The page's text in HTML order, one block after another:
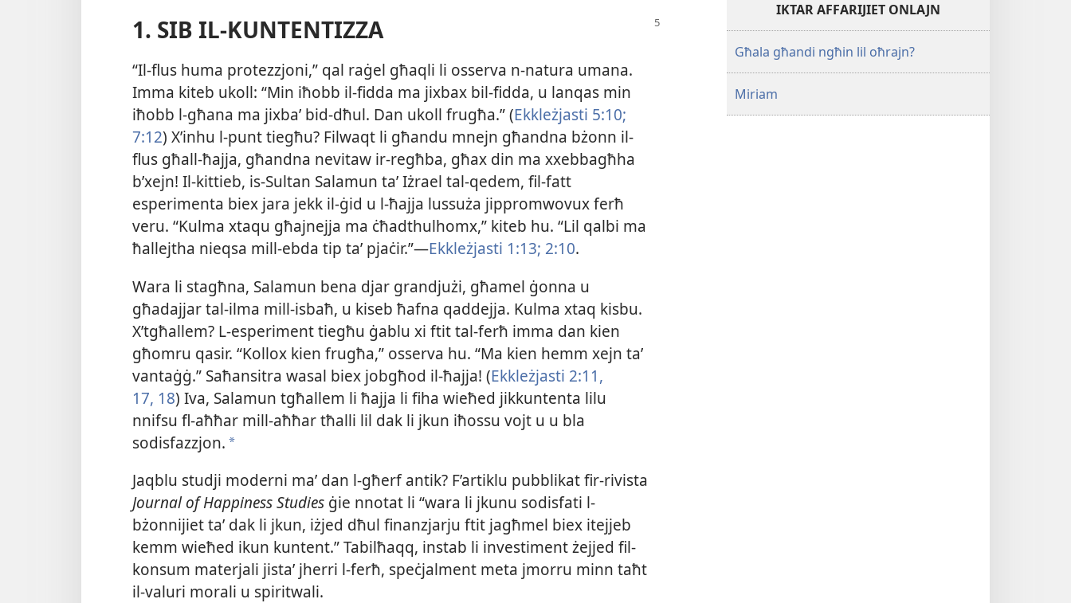
1. SIB IL-​KUNTENTIZZA
“Il-​flus huma protezzjoni,” qal raġel għaqli li osserva n-​natura umana.
Imma kiteb ukoll: “Min iħobb il-​fidda ma jixbax bil-​fidda, u lanqas min
iħobb l-​għana ma jixbaʼ bid-​dħul. Dan ukoll frugħa.” (Ekkleżjasti 5:10;
7:12) X’inhu l-​punt tiegħu? Filwaqt li għandu mnejn għandna bżonn il-​
flus għall-​ħajja, għandna nevitaw ir-​regħba, għax din ma xxebbagħha
b’xejn! Il-​kittieb, is-​Sultan Salamun taʼ Iżrael tal-​qedem, fil-​fatt
esperimenta biex jara jekk il-​ġid u l-​ħajja lussuża jippromwovux ferħ
veru. “Kulma xtaqu għajnejja ma ċħadthulhomx,” kiteb hu. “Lil qalbi ma
ħallejtha nieqsa mill-​ebda tip taʼ pjaċir.”—Ekkleżjasti 1:13; 2:10.
Wara li stagħna, Salamun bena djar grandjużi, għamel ġonna u
għadajjar tal-​ilma mill-​isbaħ, u kiseb ħafna qaddejja. Kulma xtaq kisbu.
X’tgħallem? L-​esperiment tiegħu ġablu xi ftit tal-​ferħ imma dan kien
għomru qasir. “Kollox kien frugħa,” osserva hu. “Ma kien hemm xejn taʼ
vantaġġ.” Saħansitra wasal biex jobgħod il-​ħajja! (Ekkleżjasti 2:11,
17, 18) Iva, Salamun tgħallem li ħajja li fiha wieħed jikkuntenta lilu
nnifsu fl-​aħħar mill-​aħħar tħalli lil dak li jkun iħossu vojt u u bla
sodisfazzjon. a
Jaqblu studji moderni maʼ dan l-​għerf antik? F’artiklu pubblikat fir-​rivista
Journal of Happiness Studies ġie nnotat li “wara li jkunu sodisfati l-​
bżonnijiet taʼ dak li jkun, iżjed dħul finanzjarju ftit jagħmel biex itejjeb
kemm wieħed ikun kuntent.” Tabilħaqq, instab li investiment żejjed fil-​
konsum materjali jistaʼ jherri l-​ferħ, speċjalment meta jmorru minn taħt
il-​valuri morali u spiritwali.
IKTAR AFFARIJIET ONLAJN
Għala għandi ngħin lil oħrajn?
Miriam